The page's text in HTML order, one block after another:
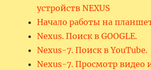
устройств NEXUS
Начало работы на
Nexus. Поиск в GOOGLE.
Nexus-7. Поиск в YouTube.
Nexus-7. Просмотр видео